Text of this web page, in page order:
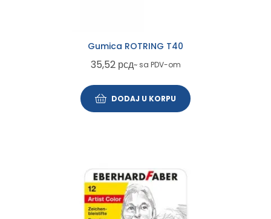
Gumica ROTRING T40
35,52 рсд~ sa PDV-om
DODAJ U KORPU